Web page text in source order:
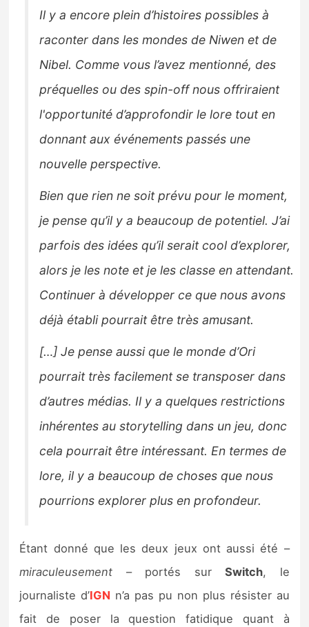
Il y a encore plein d’histoires possibles à
raconter dans les mondes de Niwen et de
Nibel. Comme vous l’avez mentionné, des
préquelles ou des spin-off nous offriraient
l'opportunité d’approfondir le lore tout en
donnant aux événements passés une
nouvelle perspective.
Bien que rien ne soit prévu pour le moment,
je pense qu’il y a beaucoup de potentiel. J’ai
parfois des idées qu’il serait cool d’explorer,
alors je les note et je les classe en attendant.
Continuer à développer ce que nous avons
déjà établi pourrait être très amusant.
[…] Je pense aussi que le monde d’Ori
pourrait très facilement se transposer dans
d’autres médias. Il y a quelques restrictions
inhérentes au storytelling dans un jeu, donc
cela pourrait être intéressant. En termes de
lore, il y a beaucoup de choses que nous
pourrions explorer plus en profondeur.
Étant donné que les deux jeux ont aussi été –
miraculeusement – portés surSwitch, le
journaliste d’IGN n’a pas pu non plus résister au
fait de poser la question fatidique quant à